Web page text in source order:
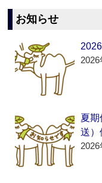
お知らせ
夏期
送）